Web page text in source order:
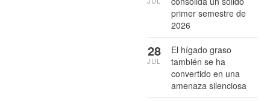
primer semestre de
2026
El hígado graso
también se ha
convertido en una
amenaza silenciosa
28
JUL